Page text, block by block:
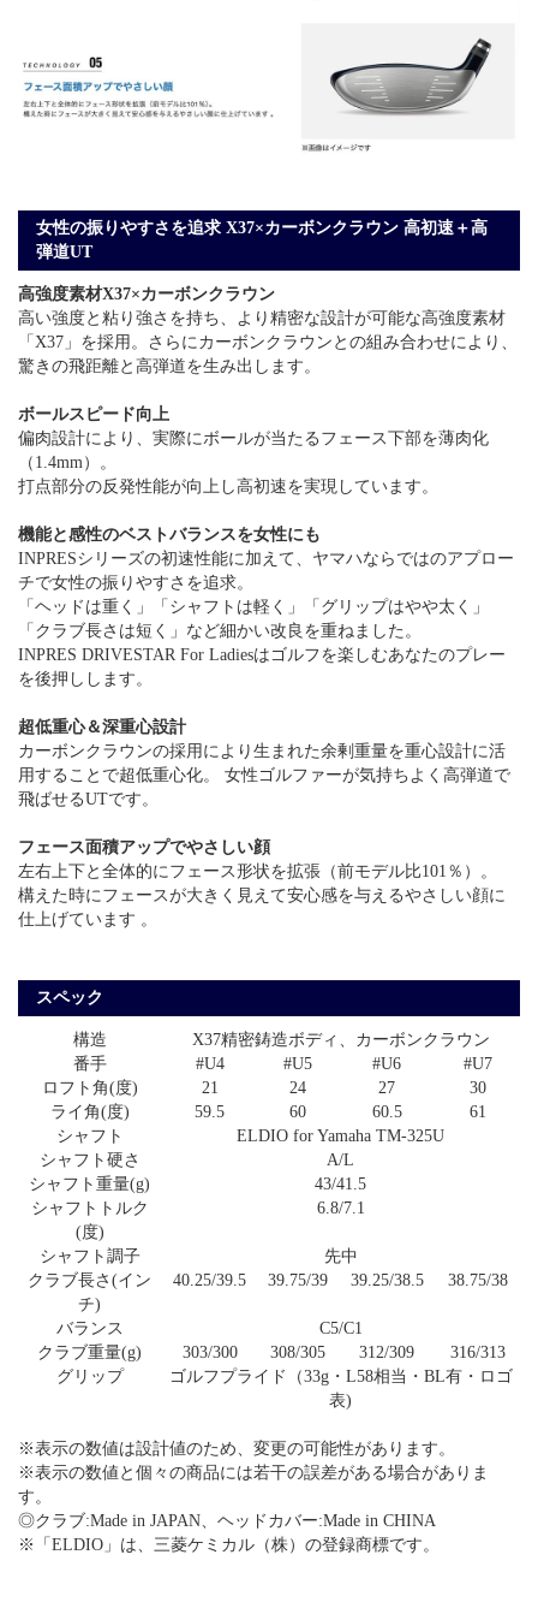
女性の振りやすさを追求 X37×カーボンクラウン 高初速＋高
弾道UT
高強度素材X37×カーボンクラウン
高い強度と粘り強さを持ち、より精密な設計が可能な高強度素材
「X37」を採用。さらにカーボンクラウンとの組み合わせにより、
驚きの飛距離と高弾道を生み出します。
ボールスピード向上
偏肉設計により、実際にボールが当たるフェース下部を薄肉化
（1.4mm）。
打点部分の反発性能が向上し高初速を実現しています。
機能と感性のベストバランスを女性にも
INPRESシリーズの初速性能に加えて、ヤマハならではのアプロー
チで女性の振りやすさを追求。
「ヘッドは重く」「シャフトは軽く」「グリップはやや太く」
「クラブ長さは短く」など細かい改良を重ねました。
INPRES DRIVESTAR For Ladiesはゴルフを楽しむあなたのプレー
を後押しします。
超低重心＆深重心設計
カーボンクラウンの採用により生まれた余剰重量を重心設計に活
用することで超低重心化。 女性ゴルファーが気持ちよく高弾道で
飛ばせるUTです。
フェース面積アップでやさしい顔
左右上下と全体的にフェース形状を拡張（前モデル比101％）。
構えた時にフェースが大きく見えて安心感を与えるやさしい顔に
仕上げています 。
スペック
構造
X37精密鋳造ボディ、カーボンクラウン
番手
#U4 #U5 #U6
#U7
ロフト角(度)
21 24 27
30
ライ角(度)
59.5 60 60.5
61
シャフト
ELDIO for Yamaha TM-325U
シャフト硬さ
A/L
シャフト重量(g)
43/41.5
シャフトトルク
(度)
6.8/7.1
シャフト調子
先中
クラブ長さ(イン
チ)
40.25/39.5 39.75/39 39.25/38.5 38.75/38
バランス
C5/C1
クラブ重量(g)
303/300 308/305 312/309
316/313
グリップ
ゴルフプライド（33g・L58相当・BL有・ロゴ
表)
※表示の数値は設計値のため、変更の可能性があります。
※表示の数値と個々の商品には若干の誤差がある場合がありま
す。
◎クラブ:Made in JAPAN、ヘッドカバー:Made in CHINA
※「ELDIO」は、三菱ケミカル（株）の登録商標です。